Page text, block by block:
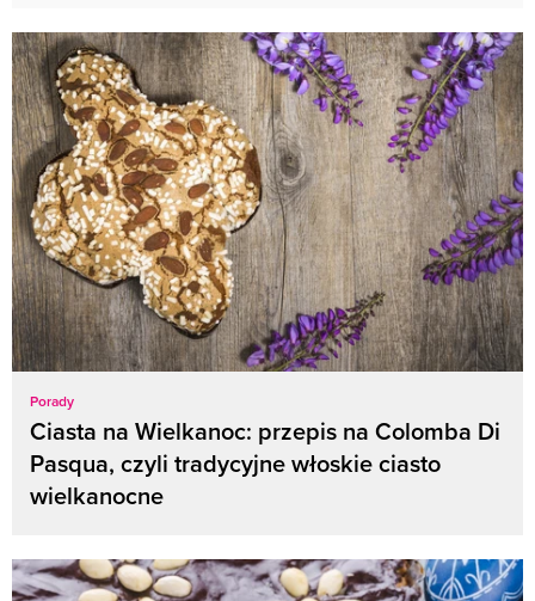
Porady
Ciasta na Wielkanoc: przepis na Colomba Di
Pasqua, czyli tradycyjne włoskie ciasto
wielkanocne